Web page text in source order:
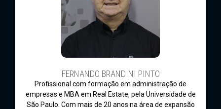
FERNANDO BRANDINI PINTO
Profissional com formação em administração de
empresas e MBA em Real Estate, pela Universidade de
São Paulo. Com mais de 20 anos na área de expansão